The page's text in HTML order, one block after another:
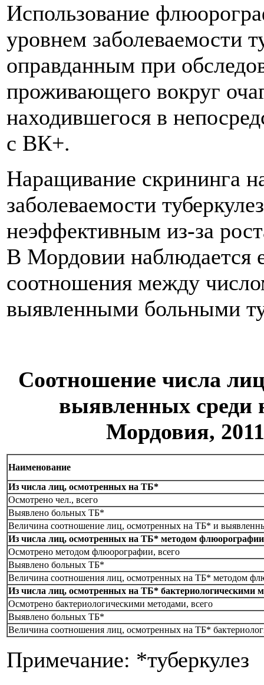
Использование
уровнем заболеваемости
оправданным при
проживающего вокруг
находившегося в
с ВК+.
Наращивание скрининга
заболеваемости
неэффективным из-за
В Мордовии наблюдается
соотношения между
выявленными больными
Соотношение числа
выявленных среди
Мордовия,
Наименование
Из числа лиц, осмотренных на ТБ*
Осмотрено чел., всего
Выявлено больных ТБ*
Величина соотношение лиц, осмотренных на ТБ* и
Из числа лиц, осмотренных на ТБ* методом флюорографии
Осмотрено методом флюорографии, всего
Выявлено больных ТБ*
Величина соотношения лиц, осмотренных на ТБ* методом
Из числа лиц, осмотренных на ТБ* бактериологическими
Осмотрено бактериологическими методами, всего
Выявлено больных ТБ*
Величина соотношения лиц, осмотренных на ТБ*
Примечание: *туберкулез